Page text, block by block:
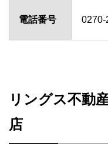
電話番号 0270-
リングス不動
店